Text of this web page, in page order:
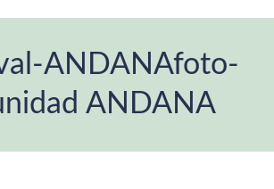
ANDANAfoto-
ANDANA